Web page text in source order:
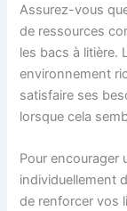
Assurez-vous
de ressources
les bacs à litière.
environnement
satisfaire ses
lorsque cela
Pour encourager
individuellement
de renforcer vos